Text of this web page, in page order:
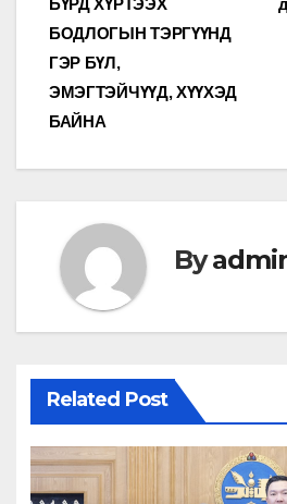
БҮРД ХҮРТЭЭХ
БОДЛОГЫН ТЭРГҮҮНД
ГЭР БҮЛ,
ЭМЭГТЭЙЧҮҮД, ХҮҮХЭД
БАЙНА
By
Related Post